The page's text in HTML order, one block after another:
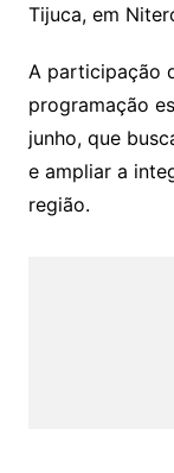
Tijuca, em
A participação
programação
junho, que
e ampliar a
região.